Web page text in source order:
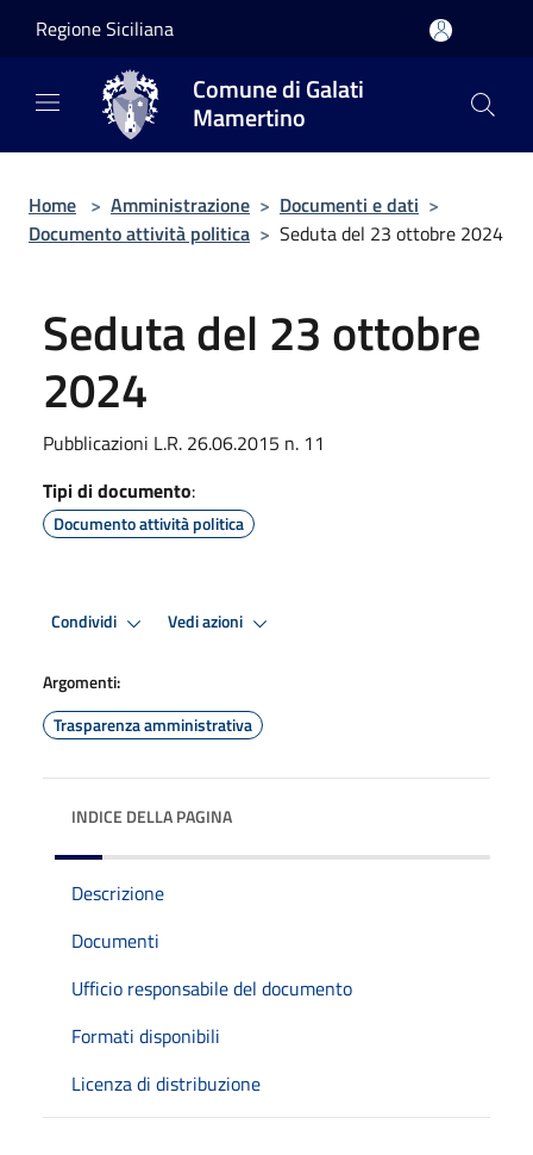
Regione Siciliana
Comune di Galati
Mamertino
Home > Amministrazione > Documenti e dati >
Documento attività politica > Seduta del 23 ottobre 2024
Seduta del 23 ottobre
2024
Pubblicazioni L.R. 26.06.2015 n. 11
Tipi di documento:
Documento attività politica
Condividi Vedi azioni
Argomenti:
Trasparenza amministrativa
INDICE DELLA PAGINA
Descrizione
Documenti
Ufficio responsabile del documento
Formati disponibili
Licenza di distribuzione